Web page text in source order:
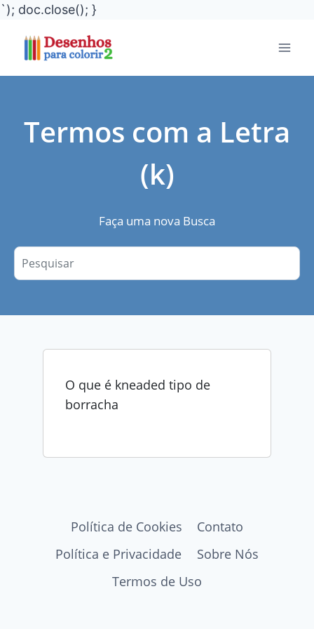
`); doc.close(); }
Termos com a Letra
(k)
Faça uma nova Busca
O que é kneaded tipo de
borracha
Política de Cookies
Contato
Política e Privacidade
Sobre Nós
Termos de Uso